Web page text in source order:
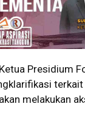
Presidium
melakukan